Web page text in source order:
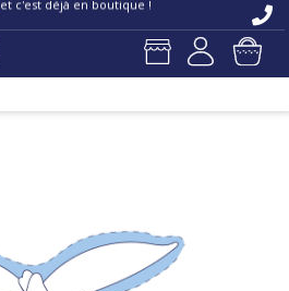
et c'est déjà en boutique !